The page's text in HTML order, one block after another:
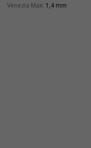
Venezia Max: 1,4 mm